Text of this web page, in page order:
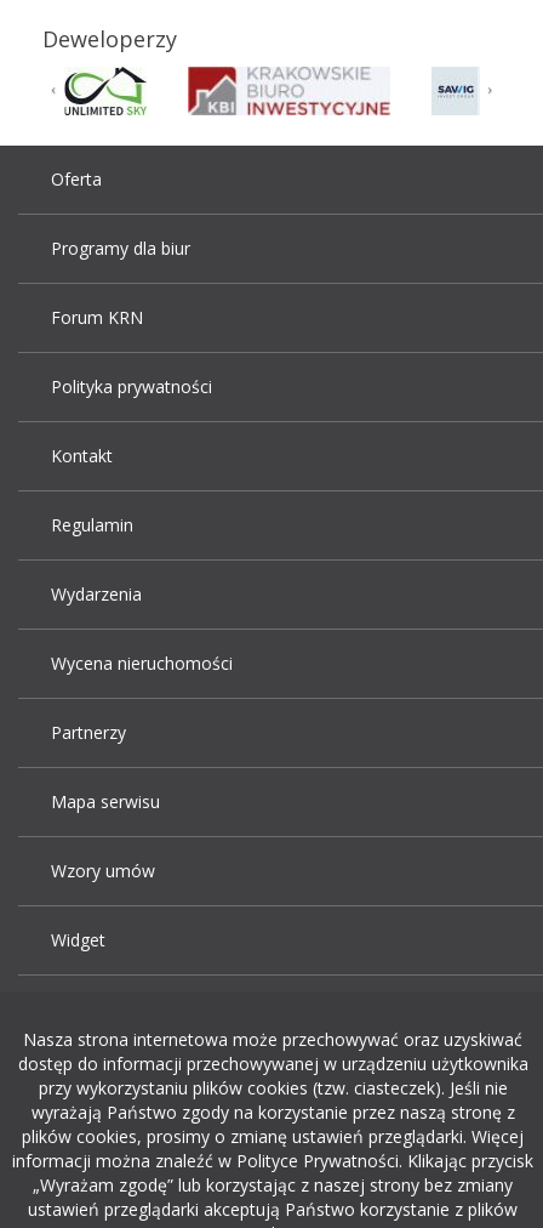
Deweloperzy
Oferta
Programy dla biur
Forum KRN
Polityka prywatności
Kontakt
Regulamin
Wydarzenia
Wycena nieruchomości
Partnerzy
Mapa serwisu
Wzory umów
Widget
Dodaj ogłoszenie o pracę
rekrutacja w it
Nasza strona internetowa może przechowywać oraz uzyskiwać
dostęp do informacji przechowywanej w urządzeniu użytkownika
przy wykorzystaniu plików cookies (tzw. ciasteczek). Jeśli nie
wyrażają Państwo zgody na korzystanie przez naszą stronę z
plików cookies, prosimy o zmianę ustawień przeglądarki. Więcej
informacji można znaleźć w Polityce Prywatności. Klikając przycisk
„Wyrażam zgodę” lub korzystając z naszej strony bez zmiany
ustawień przeglądarki akceptują Państwo korzystanie z plików